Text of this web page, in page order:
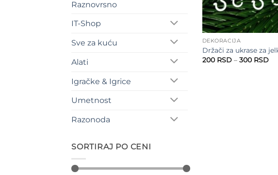
Raznovrsno
IT-Shop
Sve za kuću
Alati
Igračke & Igrice
Umetnost
Razonoda
SORTIRAJ PO CENI
DEKORACIJA
Držači za ukrase za
200 RSD – 300 RSD